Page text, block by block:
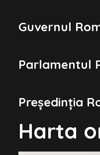
Guvernul
Parlamentul
Președinția
Harta